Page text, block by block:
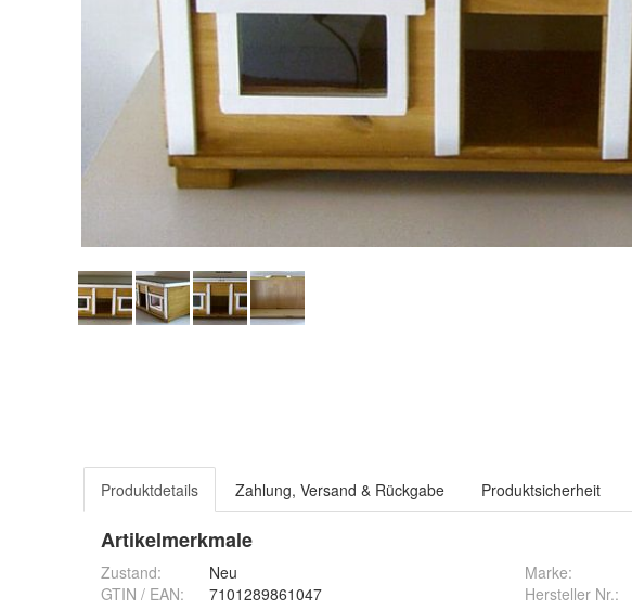
Produktdetails Zahlung, Versand & Rückgabe Produktsicherheit
Artikelmerkmale
Zustand:
Neu
GTIN / EAN:
7101289861047
Marke:
Hersteller Nr.: